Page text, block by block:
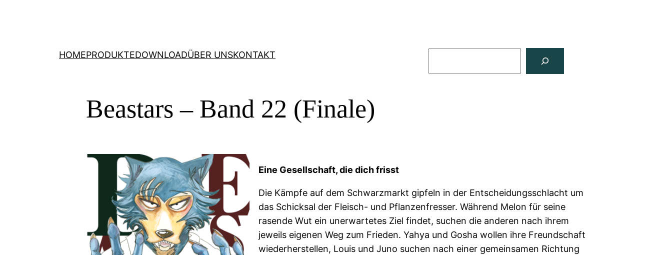
HOMEPRODUKTEDOWNLOADÜBER UNSKONTAKT
Beastars – Band 22 (Finale)
Eine Gesellschaft, die dich frisst
Die Kämpfe auf dem Schwarzmarkt gipfeln in der Entscheidungsschlacht um
das Schicksal der Fleisch- und Pflanzenfresser. Während Melon für seine
rasende Wut ein unerwartetes Ziel findet, suchen die anderen nach ihrem
jeweils eigenen Weg zum Frieden. Yahya und Gosha wollen ihre Freundschaft
wiederherstellen, Louis und Juno suchen nach einer gemeinsamen Richtung